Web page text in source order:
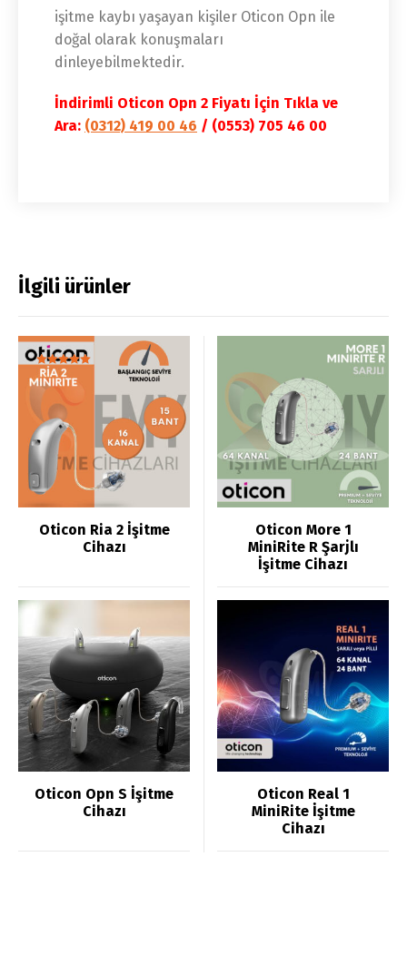
işitme kaybı yaşayan kişiler Oticon Opn ile
doğal olarak konuşmaları
dinleyebilmektedir.
İndirimli Oticon Opn 2 Fiyatı İçin Tıkla ve
Ara: (0312) 419 00 46 / (0553) 705 46 00
İlgili ürünler
5 üzerinden
5.00
oy aldı
Oticon Ria 2 İşitme
Cihazı
Oticon More 1
MiniRite R Şarjlı
İşitme Cihazı
Oticon Opn S İşitme
Cihazı
Oticon Real 1
MiniRite İşitme
Cihazı